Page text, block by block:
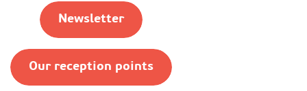
Newsletter
Our reception points